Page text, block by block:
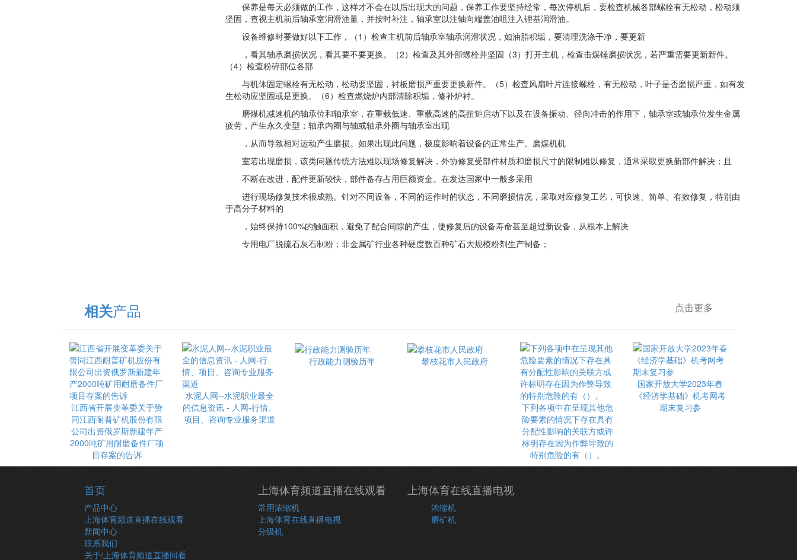
保养是每天必须做的工作，这样才不会在以后出现大的问题，保养工作要坚持经常，每次停机后，要检查机械各部螺栓有无松动，松动须
坚固，查视主机前后轴承室润滑油量，并按时补注，轴承室以注轴向端盖油咀注入锂基润滑油。
设备维修时要做好以下工作，（1）检查主机前后轴承室轴承润滑状况，如油脂积垢，要清理洗涤干净，要更新
，看其轴承磨损状况，看其要不要更换。（2）检查及其外部螺栓并坚固（3）打开主机，检查击煤锤磨损状况，若严重需要更新新件。
（4）检查粉碎部位各部
与机体固定螺栓有无松动，松动要坚固，衬板磨损严重要更换新件。（5）检查风扇叶片连接螺栓，有无松动，叶子是否磨损严重，如有发
生松动应坚固或是更换。（6）检查燃烧炉内部清除积垢，修补炉衬。
磨煤机减速机的轴承位和轴承室，在重载低速、重载高速的高扭矩启动下以及在设备振动、径向冲击的作用下，轴承室或轴承位发生金属
疲劳，产生永久变型；轴承内圈与轴或轴承外圈与轴承室出现
，从而导致相对运动产生磨损。如果出现此问题，极度影响着设备的正常生产。磨煤机机
室若出现磨损，该类问题传统方法难以现场修复解决，外协修复受部件材质和磨损尺寸的限制难以修复，通常采取更换新部件解决；且
不断在改进，配件更新较快，部件备存占用巨额资金。在发达国家中一般多采用
进行现场修复技术很成熟。针对不同设备，不同的运作时的状态，不同磨损情况，采取对应修复工艺，可快速、简单、有效修复，特别由
于高分子材料的
，始终保持100%的触面积，避免了配合间隙的产生，使修复后的设备寿命甚至超过新设备，从根本上解决
专用电厂脱硫石灰石制粉；非金属矿行业各种硬度数百种矿石大规模粉剂生产制备；
相关产品 点击更多
江西省开展变革委关于赞
同江西耐普矿机股份有限
公司出资俄罗斯新建年产
2000吨矿用耐磨备件厂项
目存案的告诉
水泥人网--水泥职业最全
的信息资讯 - 人网-行情、
项目、咨询专业服务渠道
行政能力测验历年 攀枝花市人民政府
下列各项中在呈现其他危
险要素的情况下存在具有
分配性影响的关联方或许
标明存在因为作弊导致的
特别危险的有（）。
国家开放大学2023年春
《经济学基础》机考网考
期末复习参
首页
产品中心
上海体育频道直播在线观看
新闻中心
联系我们
关于/上海体育频道直播回看
上海体育频道直播在线观看
常用浓缩机
上海体育在线直播电视
分级机
上海体育在线直播电视
浓缩机
磨矿机